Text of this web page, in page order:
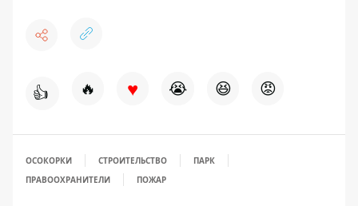
👍 🔥 ♥ 😭 😆 😡
ОСОКОРКИ СТРОИТЕЛЬСТВО
ПАРК
ПРАВООХРАНИТЕЛИ
ПОЖАР